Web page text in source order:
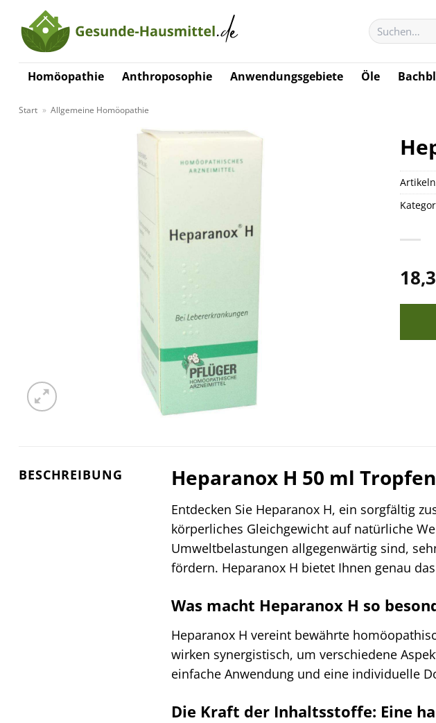
Inhalt
springen
Suchen
nach:
Homöopathie Anthroposophie Anwendungsgebiete Öle
Start » Allgemeine Homöopathie
BESCHREIBUNG Heparanox H 50 ml
Entdecken Sie Heparanox H, ein sorgfältig
körperliches Gleichgewicht auf natürliche
Umweltbelastungen allgegenwärtig sind,
fördern. Heparanox H bietet Ihnen genau
Was macht Heparanox H so
Heparanox H vereint bewährte
wirken synergistisch, um verschiedene
einfache Anwendung und eine individuelle
Die Kraft der Inhaltsstoffe: Eine